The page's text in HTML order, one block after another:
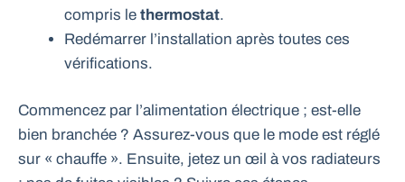
compris le thermostat.
Redémarrer l’installation après toutes ces
vérifications.
Commencez par l’alimentation électrique ; est-elle
bien branchée ? Assurez-vous que le mode est réglé
sur « chauffe ». Ensuite, jetez un œil à vos radiateurs